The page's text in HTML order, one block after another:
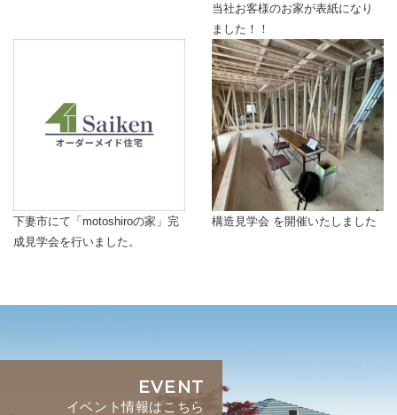
当社お客様のお家が表紙になり
ました！！
下妻市にて「motoshiroの家」完
成見学会を行いました。
構造見学会 を開催いたしました
EVENT
イベント情報はこちら